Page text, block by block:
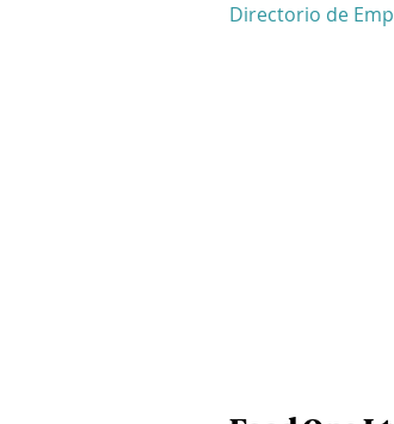
Directorio de